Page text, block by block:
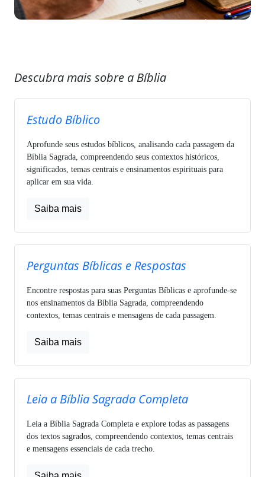
Descubra mais sobre a Bíblia
Estudo Bíblico
Aprofunde seus estudos bíblicos, analisando cada passagem da
Bíblia Sagrada, compreendendo seus contextos históricos,
significados, temas centrais e ensinamentos espirituais para
aplicar em sua vida.
Saiba mais
Perguntas Bíblicas e Respostas
Encontre respostas para suas Perguntas Bíblicas e aprofunde-se
nos ensinamentos da Bíblia Sagrada, compreendendo
contextos, temas centrais e mensagens de cada passagem.
Saiba mais
Leia a Bíblia Sagrada Completa
Leia a Bíblia Sagrada Completa e explore todas as passagens
dos textos sagrados, compreendendo contextos, temas centrais
e mensagens essenciais de cada trecho.